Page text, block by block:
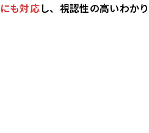
にも対応し、視認性の高いわか